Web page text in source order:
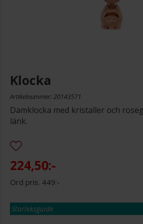
Klocka
Artikelnummer: 20143571
Damklocka med kristaller och
länk.
224,50:-
449:-
Storleksguide